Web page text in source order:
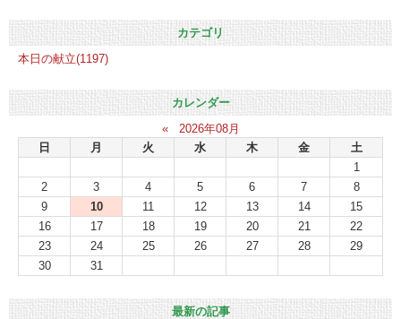
カテゴリ
本日の献立(1197)
カレンダー
«
2026年08月
日
月 火 水 木 金
土
1
2
3 4 5 6 7
8
9
10 11 12 13 14
15
16
17 18 19 20 21
22
23
24 25 26 27 28
29
30
31
最新の記事